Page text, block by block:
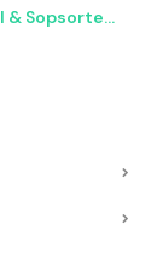
Soptunnor, Sopkärl & Sopsorteringskärl